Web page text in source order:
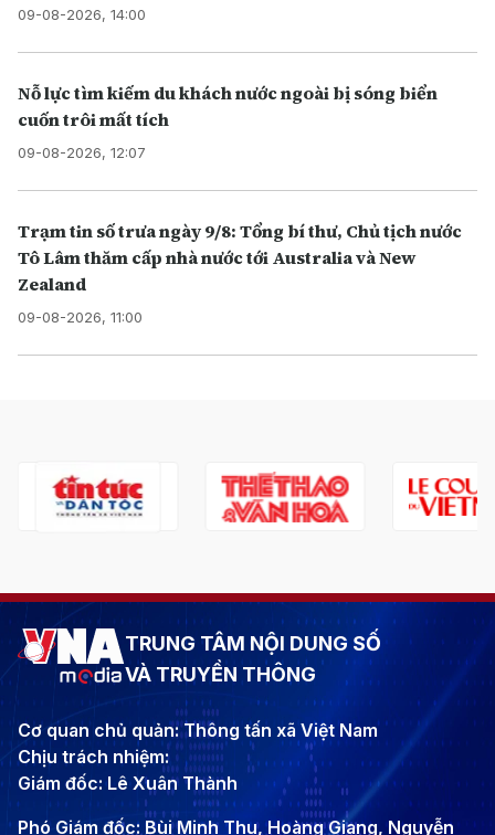
09-08-2026, 14:00
Nỗ lực tìm kiếm du khách nước ngoài bị sóng biển
cuốn trôi mất tích
09-08-2026, 12:07
Trạm tin số trưa ngày 9/8: Tổng bí thư, Chủ tịch nước
Tô Lâm thăm cấp nhà nước tới Australia và New
Zealand
09-08-2026, 11:00
TRUNG TÂM NỘI DUNG SỐ
VÀ TRUYỀN THÔNG
Cơ quan chủ quản: Thông tấn xã Việt Nam
Chịu trách nhiệm:
Giám đốc: Lê Xuân Thành
Phó Giám đốc: Bùi Minh Thu, Hoàng Giang, Nguyễn